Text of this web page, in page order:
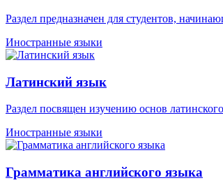
Раздел предназначен для студентов,
Иностранные языки
Латинский язык
Раздел посвящен изучению основ
Иностранные языки
Грамматика английского языка